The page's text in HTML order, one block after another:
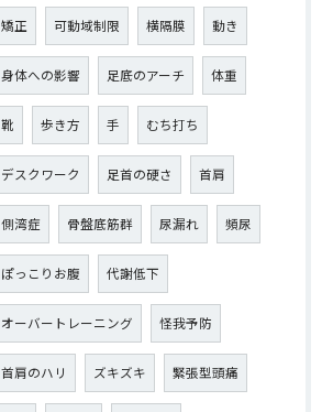
矯正 可動域制限 横隔膜 動き
身体への影響 足底のアーチ 体重
靴 歩き方 手 むち打ち
デスクワーク 足首の硬さ 首肩
側湾症 骨盤底筋群 尿漏れ 頻尿
ぽっこりお腹 代謝低下
オーバートレーニング 怪我予防
首肩のハリ ズキズキ 緊張型頭痛